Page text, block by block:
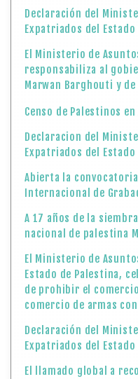
Declaración del
Expatriados del
El Ministerio de
responsabiliza al
Marwan Barghouti y
Censo de Palestinos
Declaracion del
Expatriados del
Abierta la
Internacional de
A 17 años de la
nacional de palestina
El Ministerio de
Estado de Palestina,
de prohibir el
comercio de armas
Declaración del
Expatriados del
El llamado global a